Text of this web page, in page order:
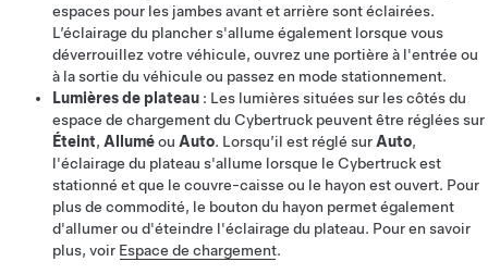
espaces pour les jambes avant et arrière sont éclairées.
L’éclairage du plancher s'allume également lorsque vous
déverrouillez votre véhicule, ouvrez une portière à l'entrée ou
à la sortie du véhicule ou passez en mode stationnement.
Lumières de plateau : Les lumières situées sur les côtés du
espace de chargementdu Cybertruck peuvent être réglées sur
Éteint, Alluméou Auto. Lorsqu’il est réglé sur Auto,
l'éclairage du plateau s'allume lorsque le Cybertruckest
stationné et que le couvre-caisse ou le hayon est ouvert. Pour
plus de commodité, le bouton du hayon permet également
d'allumer ou d'éteindre l'éclairage du plateau. Pour en savoir
plus, voir Espace de chargement.